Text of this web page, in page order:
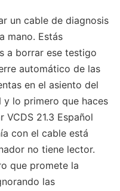
un cable de diagnosis
mano. Estás
a borrar ese testigo
automático de las
en el asiento del
lo primero que haces
VCDS 21.3 Español
con el cable está
no tiene lector.
que promete la
las